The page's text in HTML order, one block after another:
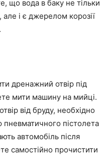
що вода в баку не тільки
і є джерелом корозії
дренажний отвір під
мити машину на мийці.
від бруду, необхідно
пістолета
автомобіль після
самостійно прочистити